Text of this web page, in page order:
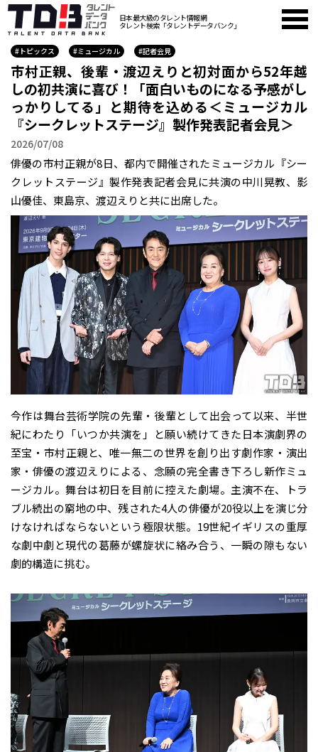
日本最大級のタレント情報網
タレント検索「タレントデータバンク」
#トピックス #ミュージカル #記者会見
市村正親、後輩・渡辺えりと初対面から52年越
しの初共演に喜び！「面白いものになる予感がし
っかりしてる」と期待を込める＜ミュージカル
『シークレットステージ』製作発表記者会見＞
2026/07/08
俳優の市村正親が8日、都内で開催されたミュージカル『シー
クレットステージ』製作発表記者会見に共演の中川晃教、影
山優佳、東島京、渡辺えりと共に出席した。
今作は舞台芸術学院の先輩・後輩として出会って以来、半世
紀にわたり「いつか共演を」と願い続けてきた日本演劇界の
至宝・市村正親と、唯一無二の世界を創り出す劇作家・演出
家・俳優の渡辺えりによる、念願の完全書き下ろし新作ミュ
ージカル。舞台は初日を目前に控えた劇場。主演不在、トラ
ブル続出の窮地の中、残された4人の俳優が20役以上を演じ分
けなければならないという極限状態。19世紀イギリスの重厚
な劇中劇と現代の葛藤が螺旋状に絡み合う、一瞬の隙もない
劇的構造に挑む。